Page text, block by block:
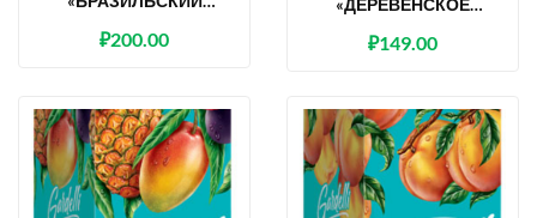
₽200.00 ₽149.00